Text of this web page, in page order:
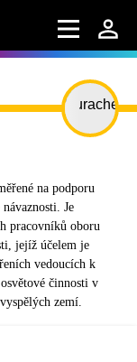
na podporu
Je
pracovníků oboru
jejíž účelem je
vedoucích k
činnosti v
zemí.